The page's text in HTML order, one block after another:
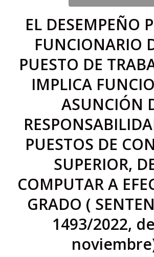
EL DESEMPEÑO
FUNCIONARIO
PUESTO DE
IMPLICA
ASUNCIÓN
PUESTOS DE
SUPERIOR,
COMPUTAR A
GRADO (
1493/2022,